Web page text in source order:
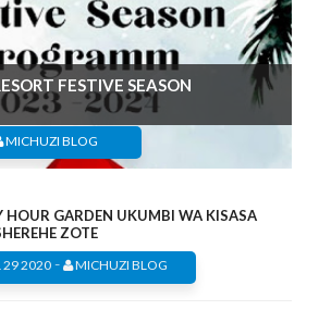
FESTIVE SEASON
MICHUZI BLOG
HOUR GARDEN UKUMBI WA KISASA
ZOTE
29 2020 - MICHUZI BLOG